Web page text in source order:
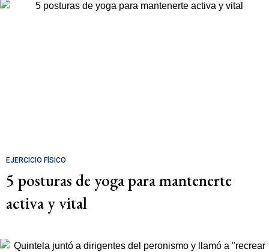
EJERCICIO FÍSICO
5 posturas de yoga para mantenerte
activa y vital